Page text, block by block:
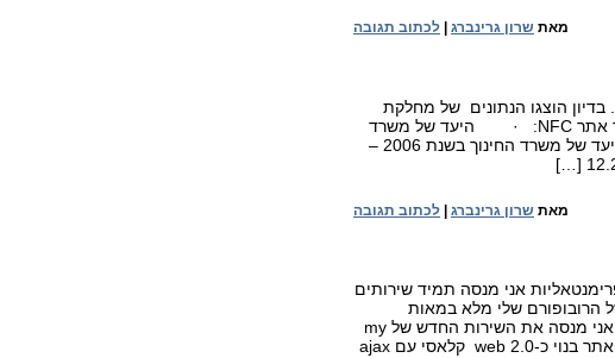
מאת שרון גרינברג לכתוב תגובה
בדיון הוצגו הנתונים של מחלקת
המחקר והמידע של הכנסת. להלן תמצית הנתונים מתוך אתר NFC: · היעד של משרד
החינוך בשנת 2000 – מחשב לכל 10 תלמידים. · היעד של משרד החינוך בשנת 2006 –
מאת שרון גרינברג לכתוב תגובה
אני מנסה תמיד שירותים
הרובופורם שלי מלא במאות
חשבונות באתרים אינטרנט כאלה ואחרים. וכך לאחרונה אני מנסה את השירות החדש של my
YES – ממליץ השידורים הרשמי של הטלוויזיה בלווין. האתר בנוי כ-web 2.0 קלאסי עם ajax